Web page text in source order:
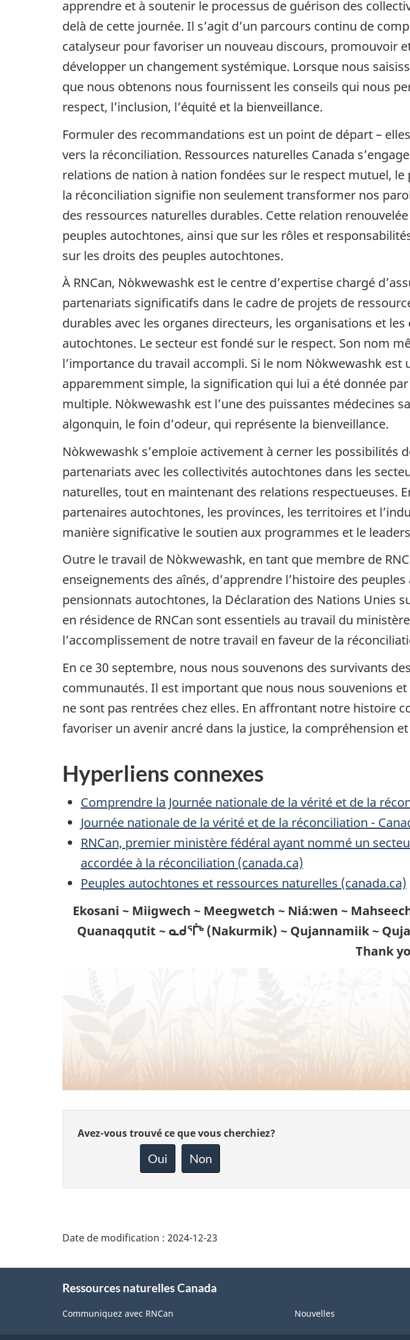
apprendre et à soutenir le processus de guérison des
delà de cette journée. Il s’agit d’un parcours continu de
catalyseur pour favoriser un nouveau discours, promouvoir
développer un changement systémique. Lorsque nous
que nous obtenons nous fournissent les conseils qui nous
respect, l’inclusion, l’équité et la bienveillance.
Formuler des recommandations est un point de départ –
vers la réconciliation. Ressources naturelles Canada
relations de nation à nation fondées sur le respect mutuel,
la réconciliation signifie non seulement transformer nos
des ressources naturelles durables. Cette relation
peuples autochtones, ainsi que sur les rôles et
sur les droits des peuples autochtones.
À RNCan, Nòkwewashk est le centre d’expertise chargé
partenariats significatifs dans le cadre de projets de
durables avec les organes directeurs, les organisations et les
autochtones. Le secteur est fondé sur le respect. Son nom
l’importance du travail accompli. Si le nom Nòkwewashk est
apparemment simple, la signification qui lui a été donnée
multiple. Nòkwewashk est l’une des puissantes médecines
algonquin, le foin d’odeur, qui représente la bienveillance.
Nòkwewashk s’emploie activement à cerner les possibilités
partenariats avec les collectivités autochtones dans les
naturelles, tout en maintenant des relations respectueuses.
partenaires autochtones, les provinces, les territoires et
manière significative le soutien aux programmes et le
Outre le travail de Nòkwewashk, en tant que membre de
enseignements des aînés, d’apprendre l’histoire des
pensionnats autochtones, la Déclaration des Nations Unies
en résidence de RNCan sont essentiels au travail du
l’accomplissement de notre travail en faveur de la
En ce 30 septembre, nous nous souvenons des survivants
communautés. Il est important que nous nous souvenions
ne sont pas rentrées chez elles. En affrontant notre histoire
favoriser un avenir ancré dans la justice, la compréhension
Hyperliens connexes
Comprendre la Journée nationale de la vérité et de la
Journée nationale de la vérité et de la réconciliation -
RNCan, premier ministère fédéral ayant nommé un
accordée à la réconciliation (canada.ca)
Peuples autochtones et ressources naturelles (canada.ca)
Ekosani ~ Miigwech ~ Meegwetch ~ Niá:wen ~
Quanaqqutit ~ ᓇᑯᕐᒦᒃ (Nakurmik) ~ Qujannamiik ~
Thank
Donnez
Avez-vous trouvé ce que vous cherchiez?
Oui Non
Date de modification : 2024-12-23
Ressources naturelles Canada
Communiquez avec RNCan Nouvelles